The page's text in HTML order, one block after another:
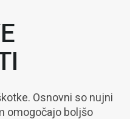
Osnovni so nujni
omogočajo boljšo